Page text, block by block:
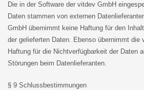
Die in der Software der vitdev GmbH
Daten stammen von externen
GmbH übernimmt keine Haftung für den
der gelieferten Daten. Ebenso übernimmt die
Haftung für die Nichtverfügbarkeit der Daten
Störungen beim Datenlieferanten.
§ 9 Schlussbestimmungen